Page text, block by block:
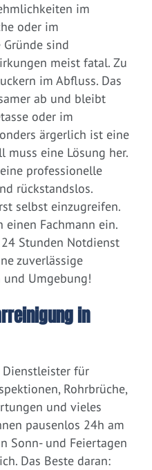
im
oder im
sind
meist fatal. Zu
im Abfluss. Das
ab und bleibt
oder im
ärgerlich ist eine
muss eine Lösung her.
professionelle
rückstandslos.
selbst einzugreifen.
einen Fachmann ein.
Stunden Notdienst
zuverlässige
Umgebung!
in
für
Rohrbrüche,
und vieles
pausenlos 24h am
Sonn- und Feiertagen
Das Beste daran: